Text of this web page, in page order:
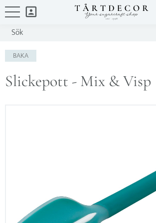
BAKA
Slickepott - Mix & Visp